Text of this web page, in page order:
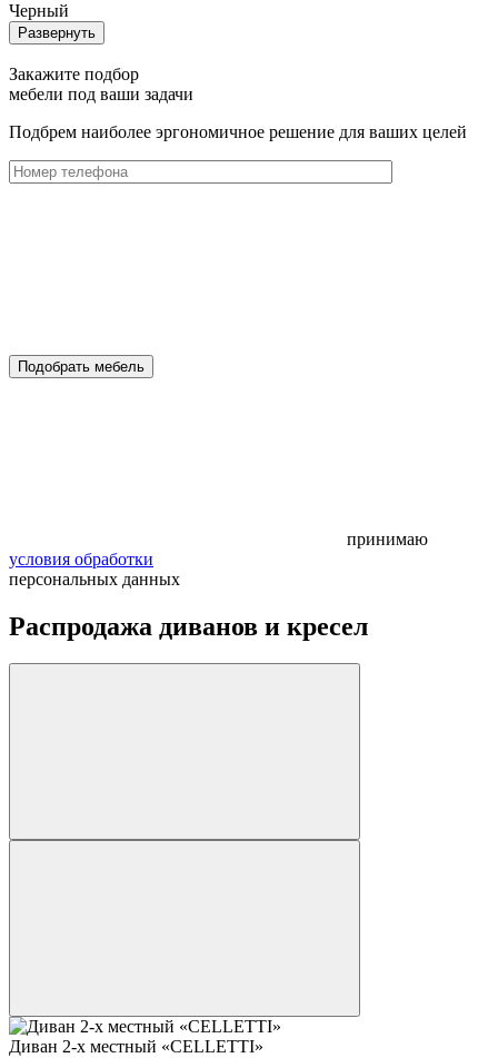
Черный
Развернуть
Закажите подбор
мебели под ваши задачи
Подбрем наиболее эргономичное решение для ваших целей
Подобрать мебель
принимаю
условия обработки
персональных данных
Распродажа диванов и кресел
Диван 2-х местный «CELLETTI»